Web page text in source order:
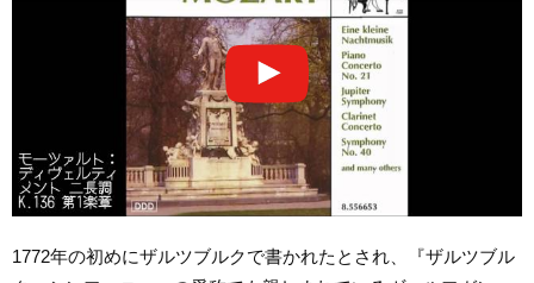
1772年の初めにザルツブルクで書かれたとされ、『ザルツブル